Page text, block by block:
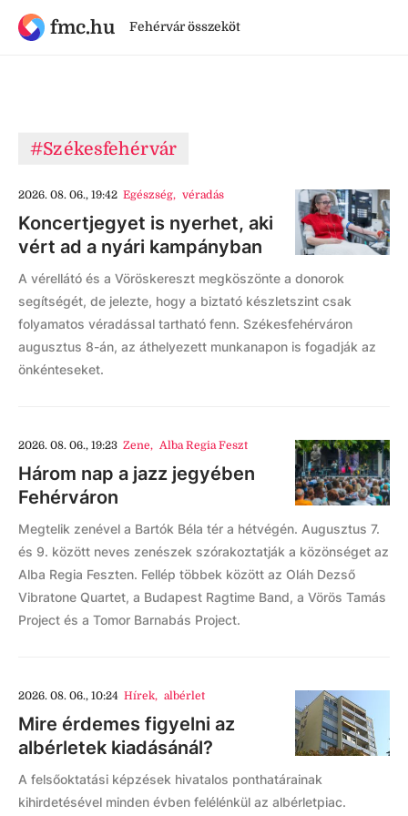
fmc.hu Fehérvár összeköt
#Székesfehérvár
2026. 08. 06., 19:42 Egészség, véradás
Koncertjegyet is nyerhet, aki
vért ad a nyári kampányban
A vérellátó és a Vöröskereszt megköszönte a donorok
segítségét, de jelezte, hogy a biztató készletszint csak
folyamatos véradással tartható fenn. Székesfehérváron
augusztus 8-án, az áthelyezett munkanapon is fogadják az
önkénteseket.
2026. 08. 06., 19:23 Zene, Alba Regia Feszt
Három nap a jazz jegyében
Fehérváron
Megtelik zenével a Bartók Béla tér a hétvégén. Augusztus 7.
és 9. között neves zenészek szórakoztatják a közönséget az
Alba Regia Feszten. Fellép többek között az Oláh Dezső
Vibratone Quartet, a Budapest Ragtime Band, a Vörös Tamás
Project és a Tomor Barnabás Project.
2026. 08. 06., 10:24 Hírek, albérlet
Mire érdemes figyelni az
albérletek kiadásánál?
A felsőoktatási képzések hivatalos ponthatárainak
kihirdetésével minden évben felélénkül az albérletpiac.